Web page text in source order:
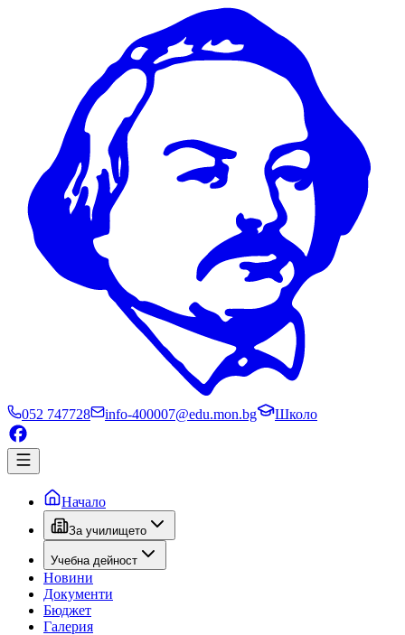
052 747728 info-400007@edu.mon.bg Школо
Начало
За училището
Учебна дейност
Новини
Документи
Бюджет
Галерия